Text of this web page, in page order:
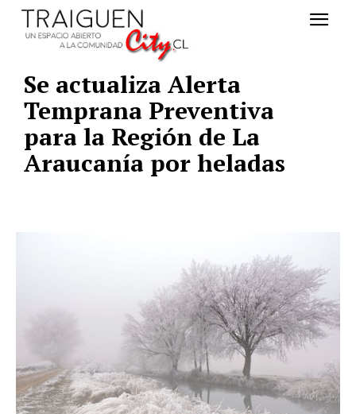
Se actualiza Alerta
Temprana Preventiva
para la Región de La
Araucanía por heladas